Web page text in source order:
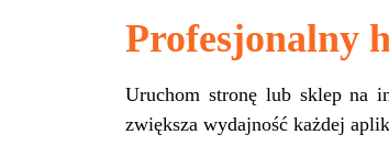
Profesjonalny
Uruchom stronę lub sklep na
zwiększa wydajność każdej